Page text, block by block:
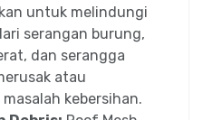
untuk melindungi
serangan burung,
dan serangga
atau
kebersihan.